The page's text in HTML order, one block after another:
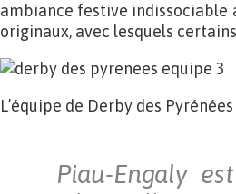
ambiance festive indissociable
originaux, avec lesquels
L’équipe de Derby des
Piau-Engaly